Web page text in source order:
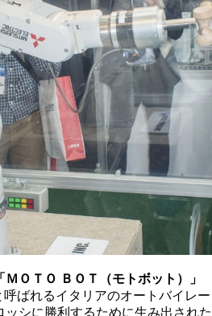
「ＭＯＴＯ ＢＯＴ（モトボット）」
呼ばれるイタリアのオートバイレー
シに勝利するために生み出された